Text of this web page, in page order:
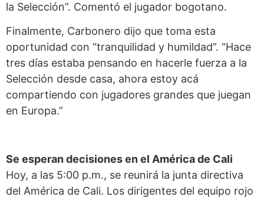
la Selección”. Comentó el jugador bogotano.
Finalmente, Carbonero dijo que toma esta
oportunidad con “tranquilidad y humildad”. “Hace
tres días estaba pensando en hacerle fuerza a la
Selección desde casa, ahora estoy acá
compartiendo con jugadores grandes que juegan
en Europa.”
Se esperan decisiones en el América de Cali
Hoy, a las 5:00 p.m., se reunirá la junta directiva
del América de Cali. Los dirigentes del equipo rojo